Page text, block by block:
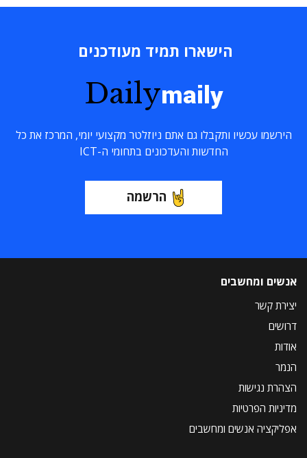
הישארו תמיד מעודכנים
Dailymaily
הירשמו עכשיו ותקבלו גם אתם ניוזלטר מקצועי יומי, המרכז את כל
החדשות והעדכונים בתחומי ה-ICT
הרשמה
אנשים ומחשבים
יצירת קשר
דרושים
אודות
הנמר
הצהרת נגישות
מדיניות הפרטיות
אפליקציה אנשים ומחשבים